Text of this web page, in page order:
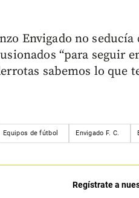
Envigado no
“para seguir
sabemos lo que
Equipos de fútbol Envigado F. C.
Regístrate a